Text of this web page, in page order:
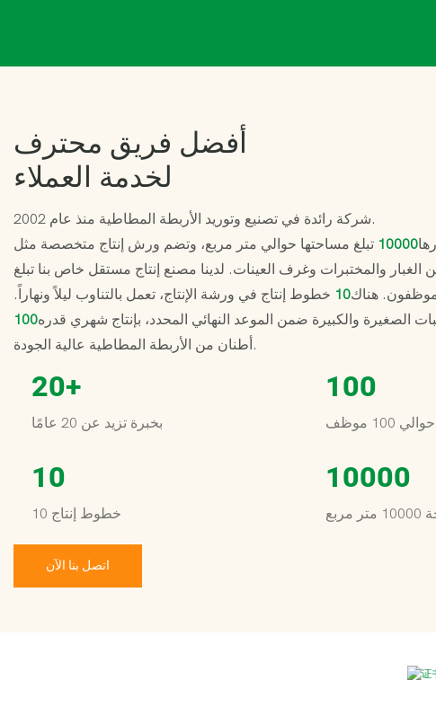
أفضل فريق محترف
لخدمة العملاء
شركة رائدة في تصنيع وتوريد الأربطة المطاطية منذ عام 2002.
10000 تبلغ مساحتها حوالي متر مربع، وتضم ورش إنتاج متخصصة مثل
والمختبرات وغرف العينات. لدينا مصنع إنتاج مستقل خاص بنا تبلغ
هناك10 خطوط إنتاج في ورشة الإنتاج، تعمل بالتناوب ليلاً ونهاراً.
الصغيرة والكبيرة ضمن الموعد النهائي المحدد، بإنتاج شهري قدره100
أطنان من الأربطة المطاطية عالية الجودة.
20+
بخبرة تزيد عن 20 عامًا
100
حوالي 100 موظف
10
10 خطوط إنتاج
10000
اتصل بنا الآن